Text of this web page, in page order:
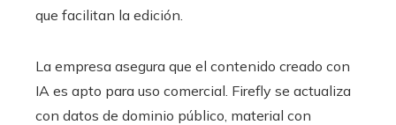
que facilitan la edición.
La empresa asegura que el contenido creado con
IA es apto para uso comercial. Firefly se actualiza
con datos de dominio público, material con